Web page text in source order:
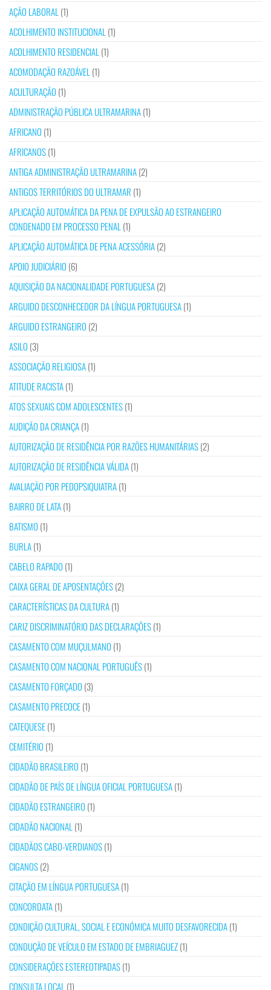
AÇÃO LABORAL (1)
ACOLHIMENTO INSTITUCIONAL (1)
ACOLHIMENTO RESIDENCIAL (1)
ACOMODAÇÃO RAZOÁVEL (1)
ACULTURAÇÃO (1)
ADMINISTRAÇÃO PÚBLICA ULTRAMARINA(1)
AFRICANO (1)
AFRICANOS(1)
ANTIGA ADMINISTRAÇÃO ULTRAMARINA(2)
ANTIGOS TERRITÓRIOS DO ULTRAMAR (1)
APLICAÇÃO AUTOMÁTICA DA PENA DE EXPULSÃO AO ESTRANGEIRO
CONDENADO EM PROCESSO PENAL (1)
APLICAÇÃO AUTOMÁTICA DE PENA ACESSÓRIA(2)
APOIO JUDICIÁRIO (6)
AQUISIÇÃO DA NACIONALIDADE PORTUGUESA(2)
ARGUIDO DESCONHECEDOR DA LÍNGUA PORTUGUESA(1)
ARGUIDO ESTRANGEIRO (2)
ASILO (3)
ASSOCIAÇÃO RELIGIOSA(1)
ATITUDE RACISTA(1)
ATOS SEXUAIS COM ADOLESCENTES(1)
AUDIÇÃO DA CRIANÇA(1)
AUTORIZAÇÃO DE RESIDÊNCIA POR RAZÕES HUMANITÁRIAS(2)
AUTORIZAÇÃO DE RESIDÊNCIA VÁLIDA(1)
AVALIAÇÃO POR PEDOPSIQUIATRA(1)
BAIRRO DE LATA(1)
BATISMO (1)
BURLA(1)
CABELO RAPADO (1)
CAIXA GERAL DE APOSENTAÇÕES(2)
CARACTERÍSTICAS DA CULTURA(1)
CARIZ DISCRIMINATÓRIO DAS DECLARAÇÕES(1)
CASAMENTO COM MUÇULMANO (1)
CASAMENTO COM NACIONAL PORTUGUÊS(1)
CASAMENTO FORÇADO (3)
CASAMENTO PRECOCE(1)
CATEQUESE(1)
CEMITÉRIO (1)
CIDADÃO BRASILEIRO (1)
CIDADÃO DE PAÍS DE LÍNGUA OFICIAL PORTUGUESA(1)
CIDADÃO ESTRANGEIRO (1)
CIDADÃO NACIONAL (1)
CIDADÃOS CABO-VERDIANOS(1)
CIGANOS(2)
CITAÇÃO EM LÍNGUA PORTUGUESA(1)
CONCORDATA(1)
CONDIÇÃO CULTURAL, SOCIAL E ECONÓMICA MUITO DESFAVORECIDA(1)
CONDUÇÃO DE VEÍCULO EM ESTADO DE EMBRIAGUEZ(1)
CONSIDERAÇÕES ESTEREOTIPADAS(1)
CONSULTA LOCAL (1)